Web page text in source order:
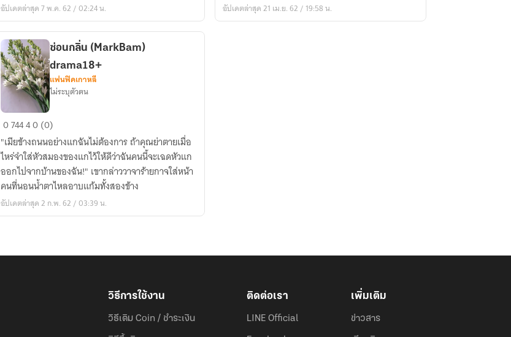
FoEVER
อัปเดตล่าสุด 7 พ.ค. 62 / 02:24 น. อัปเดตล่าสุด 21 เม.ย. 62 / 19:58 น.
ซ่อนกลิ่น
(MarkBam)
drama18+
ซ่อนกลิ่น (MarkBam)
drama18+
แฟนฟิคเกาหลี
ไม่ระบุตัวตน
074440 (0)
"เมียข้างถนนอย่างแกฉันไม่ต้องการ ถ้าคุณย่าตายเมื่อ
ไหร่จำใส่หัวสมองของแกไว้ให้ดีว่าฉันคนนี้จะเฉดหัวแก
ออกไปจากบ้านของฉัน!" เขากล่าววาจาร้ายกาจใส่หน้า
คนที่นอนน้ำตาไหลอาบแก้มทั้งสองข้าง
อัปเดตล่าสุด 2 ก.พ. 62 / 03:39 น.
วิธีการใช้งาน
วิธีเติม Coin / ชำระเงิน
ติดต่อเรา
LINE Official
เพิ่มเติม
ข่าวสาร